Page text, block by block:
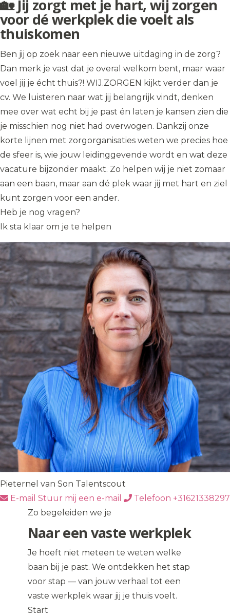
🏡 Jij zorgt met je hart, wij zorgen
voor dé werkplek die voelt als
thuiskomen
Ben jij op zoek naar een nieuwe uitdaging in de zorg?
Dan merk je vast dat je overal welkom bent, maar waar
voel jij je écht thuis?! WIJ.ZORGEN kijkt verder dan je
cv. We luisteren naar wat jij belangrijk vindt, denken
mee over wat echt bij je past én laten je kansen zien die
je misschien nog niet had overwogen. Dankzij onze
korte lijnen met zorgorganisaties weten we precies hoe
de sfeer is, wie jouw leidinggevende wordt en wat deze
vacature bijzonder maakt. Zo helpen wij je niet zomaar
aan een baan, maar aan dé plek waar jij met hart en ziel
kunt zorgen voor een ander.
Heb je nog vragen?
Ik sta klaar om je te helpen
Pieternel van Son Talentscout
E-mail Stuur mij een e-mail Telefoon +31621338297
Zo begeleiden we je
Naar een vaste werkplek
Je hoeft niet meteen te weten welke
baan bij je past. We ontdekken het stap
voor stap — van jouw verhaal tot een
vaste werkplek waar jij je thuis voelt.
Start